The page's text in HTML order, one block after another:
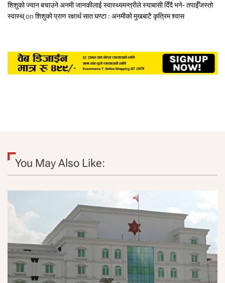
शिशुको ज्यान बचाउने अनमी जानकीलाई स्वास्थ्यमन्त्रीले स्याबासी दिँदै भने- तपाईँजस्तो
स्वास्थ्on शिशुको प्राण रक्षार्थ सात घण्टा : अनमीको मुखबाटै कृत्रिम श्वास
You May Also Like: